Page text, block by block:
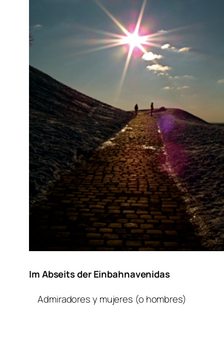
Im Abseits der Einbahnavenidas
Admiradores y mujeres (o hombres)